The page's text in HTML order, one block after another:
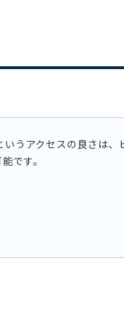
うアクセスの良さは
です。